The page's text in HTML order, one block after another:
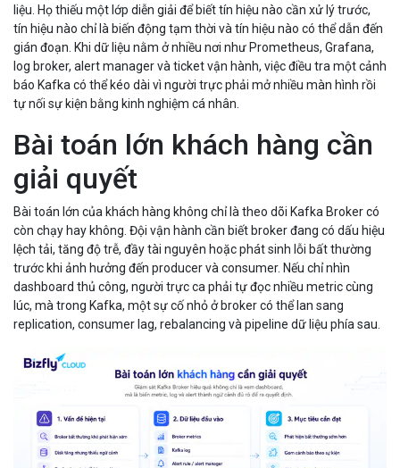
liệu. Họ thiếu một lớp diễn giải để biết tín hiệu nào cần xử lý trước,
tín hiệu nào chỉ là biến động tạm thời và tín hiệu nào có thể dẫn đến
gián đoạn. Khi dữ liệu nằm ở nhiều nơi như Prometheus, Grafana,
log broker, alert manager và ticket vận hành, việc điều tra một cảnh
báo Kafka có thể kéo dài vì người trực phải mở nhiều màn hình rồi
tự nối sự kiện bằng kinh nghiệm cá nhân.
Bài toán lớn khách hàng cần
giải quyết
Bài toán lớn của khách hàng không chỉ là theo dõi Kafka Broker có
còn chạy hay không. Đội vận hành cần biết broker đang có dấu hiệu
lệch tải, tăng độ trễ, đầy tài nguyên hoặc phát sinh lỗi bất thường
trước khi ảnh hưởng đến producer và consumer. Nếu chỉ nhìn
dashboard thủ công, người trực ca phải tự đọc nhiều metric cùng
lúc, mà trong Kafka, một sự cố nhỏ ở broker có thể lan sang
replication, consumer lag, rebalancing và pipeline dữ liệu phía sau.